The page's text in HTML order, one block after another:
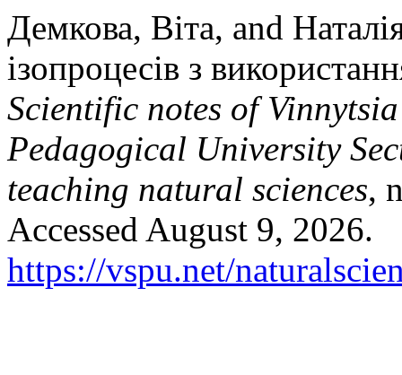
Демкова, Віта, and
ізопроцесів з
Scientific notes of
Pedagogical University
teaching natural sciences,
Accessed August 9, 2026.
https://vspu.net/